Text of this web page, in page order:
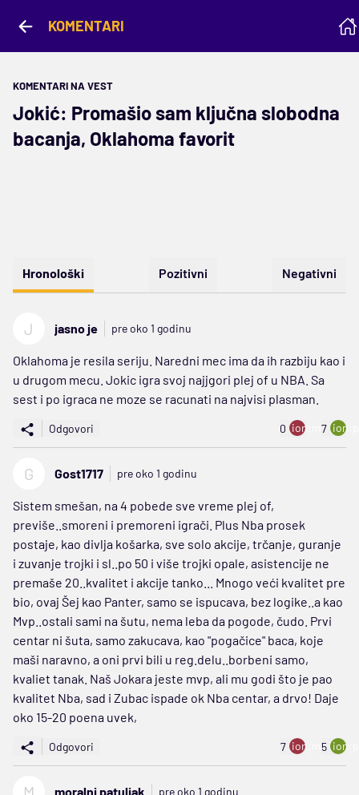
KOMENTARI
KOMENTARI NA VEST
Jokić: Promašio sam ključna slobodna
bacanja, Oklahoma favorit
Hronološki Pozitivni Negativni
J jasno je pre oko 1 godinu
Oklahoma je resila seriju. Naredni mec ima da ih razbiju kao i
u drugom mecu. Jokic igra svoj najjgori plej of u NBA. Sa
sest i po igraca ne moze se racunati na najvisi plasman.
Odgovori 0 ion:minus
7
G Gost1717 pre oko 1 godinu
Sistem smešan, na 4 pobede sve vreme plej of,
previše..smoreni i premoreni igrači. Plus Nba prosek
postaje, kao divlja košarka, sve solo akcije, trčanje, guranje
i zuvanje trojki i sl..po 50 i više trojki opale, asistencije ne
premaše 20..kvalitet i akcije tanko... Mnogo veći kvalitet pre
bio, ovaj Šej kao Panter, samo se ispucava, bez logike..a kao
Mvp..ostali sami na šutu, nema leba da pogode, čudo. Prvi
centar ni šuta, samo zakucava, kao "pogačice" baca, koje
maši naravno, a oni prvi bili u reg.delu..borbeni samo,
kvaliet tanak. Naš Jokara jeste mvp, ali mu godi što je pao
kvalitet Nba, sad i Zubac ispade ok Nba centar, a drvo! Daje
oko 15-20 poena uvek,
Odgovori 7 ion:minus
5
moralni patuljak pre oko 1 godinu